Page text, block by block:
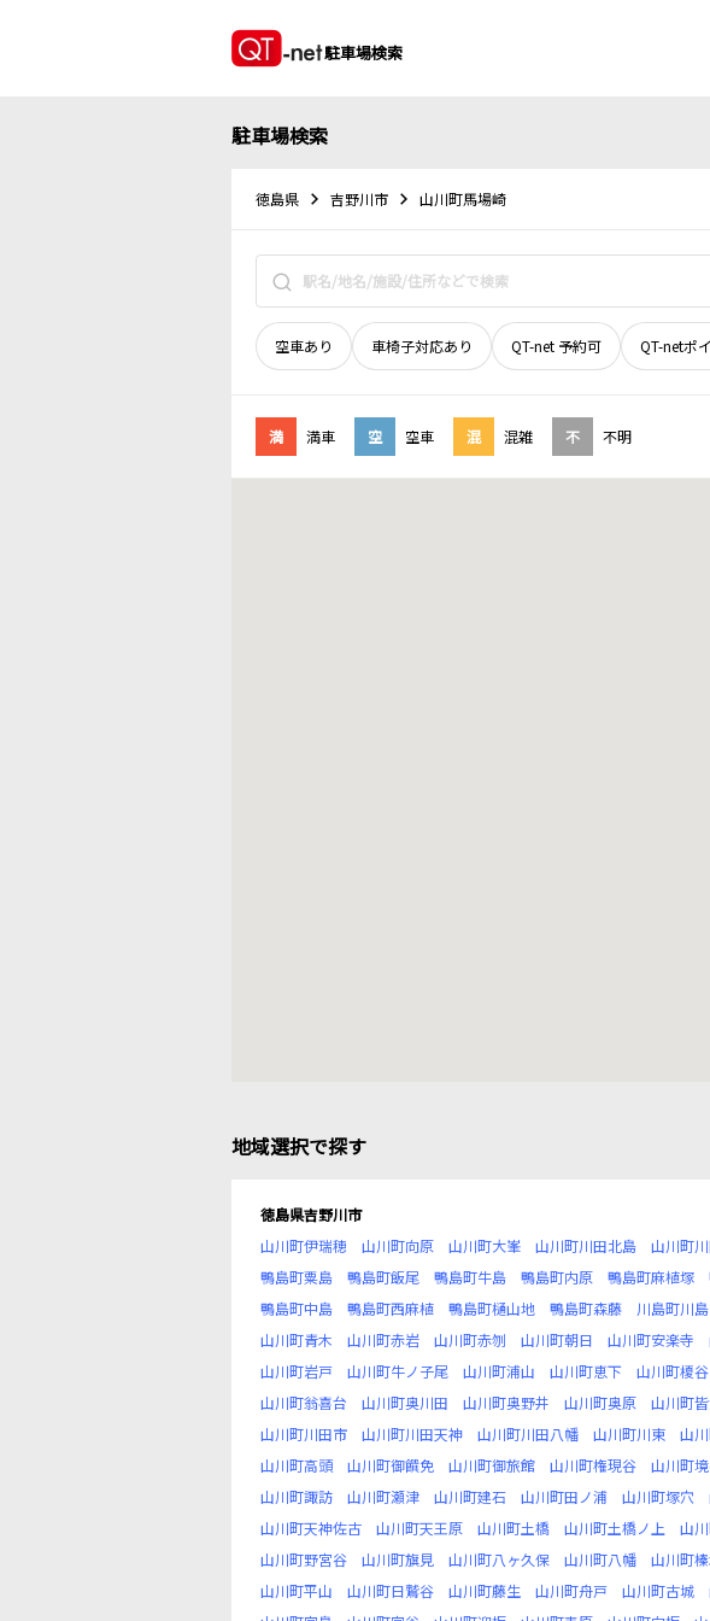
駐車場検索
駐車場検索
徳島県 吉野川市 山川町馬場崎
空車あり 車椅子対応あり QT-net 予約可 QT-netポ
満 満車 空 空車 混 混雑 不 不明
地域選択で探す
徳島県吉野川市
山川町伊瑞穂
山川町向原 山川町大峯 山川町川田北島 山川町
鴨島町粟島
鴨島町飯尾 鴨島町牛島 鴨島町内原 鴨島町麻植塚
鴨島町中島
鴨島町西麻植 鴨島町樋山地 鴨島町森藤 川島町川島
山川町青木
山川町赤岩 山川町赤刎 山川町朝日 山川町安楽寺
山川町岩戸
山川町牛ノ子尾 山川町浦山 山川町恵下 山川町榎谷
山川町翁喜台
山川町奥川田 山川町奥野井 山川町奥原 山川町
山川町川田市
山川町川田天神 山川町川田八幡 山川町川東 山
山川町高頭
山川町御饌免 山川町御旅館 山川町権現谷 山川町
山川町諏訪
山川町瀬津 山川町建石 山川町田ノ浦 山川町塚穴
山川町天神佐古
山川町天王原 山川町土橋 山川町土橋ノ上 山
山川町野宮谷
山川町旗見 山川町八ヶ久保 山川町八幡 山川町
山川町平山
山川町日鷲谷 山川町藤生 山川町舟戸 山川町古城